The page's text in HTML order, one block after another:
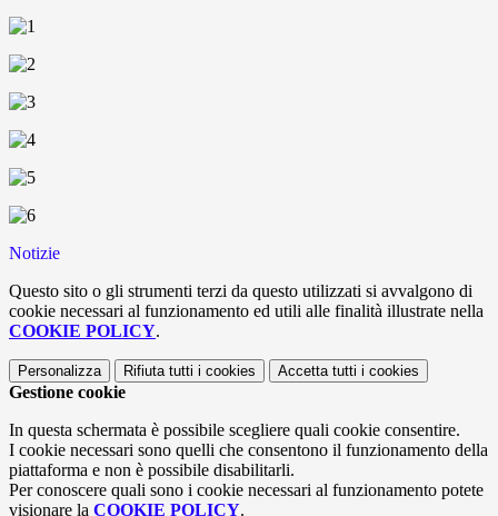
Notizie
Questo sito o gli strumenti terzi da questo utilizzati si avvalgono di
cookie necessari al funzionamento ed utili alle finalità illustrate nella
COOKIE POLICY.
Personalizza Rifiuta tutti i cookies Accetta tutti i cookies
Gestione cookie
In questa schermata è possibile scegliere quali cookie consentire.
I cookie necessari sono quelli che consentono il funzionamento della
piattaforma e non è possibile disabilitarli.
Per conoscere quali sono i cookie necessari al funzionamento potete
visionare la COOKIE POLICY.